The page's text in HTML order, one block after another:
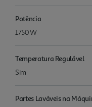
Potência
1750 W
Temperatura Regulável
Sim
Partes Laváveis na